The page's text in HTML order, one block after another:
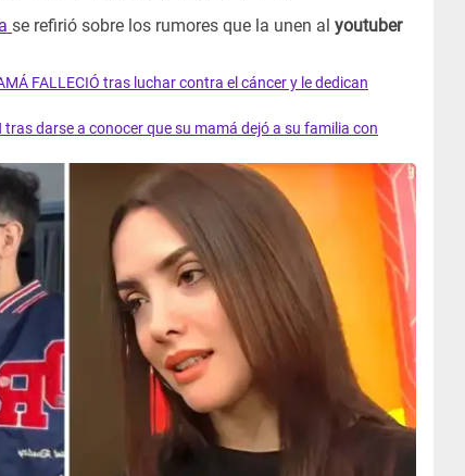
se refirió sobre los rumores que la unen al youtuber
FALLECIÓ tras luchar contra el cáncer y le dedican
tras darse a conocer que su mamá dejó a su familia con